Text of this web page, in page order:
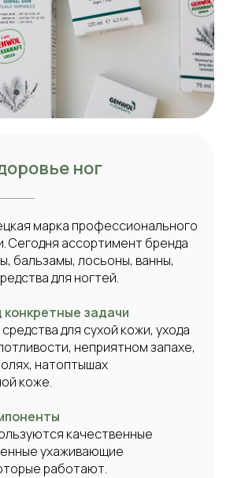
ног
марка профессионального
Сегодня ассортимент бренда
бальзамы, лосьоны, ванны,
для ногтей.
задачи
для сухой кожи, ухода
неприятном запахе,
натоптышах
коже.
качественные
ухаживающие
работают.